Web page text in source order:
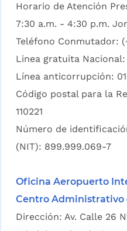
Horario de Atención
7:30 a.m. - 4:30 p.m.
Teléfono Conmutador:
Linea gratuita Nacional:
Línea anticorrupción:
Código postal para la
110221
Número de
(NIT): 899.999.069-7
Oficina Aeropuerto
Centro Administrativo
Dirección: Av. Calle 26